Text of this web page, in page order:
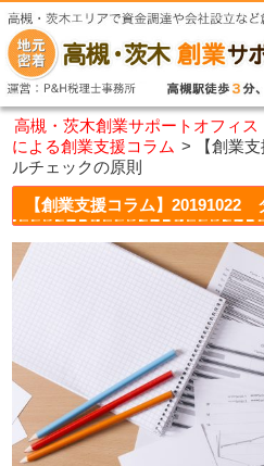
高槻・茨木創業サポートオフィス
による創業支援コラム >
【創業
ルチェックの原則
【創業支援コラム】20191022